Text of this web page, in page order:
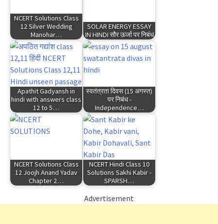
NCERT Solutions Class
12 Silver Wedding
Manohar…
SOLAR ENERGY ESSAY
IN HINDI सौर ऊर्जा पर निबंध
Apathit Gadyansh in
hindi with answers class
12 to 5…
स्वतंत्रता दिवस (15 अगस्त)
पर निबंध -
Independence…
NCERT Solutions Class
12 Joojh Anand Yadav
Chapter 2…
NCERT Hindi Class 10
Solutions Sakhi Kabir -
SPARSH…
Advertisement